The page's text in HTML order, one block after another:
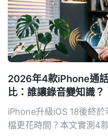
2026年4款iPhone通
比：誰讓錄音變知識？
iPhone升級iOS 18後終
檔更花時間？本文實測4